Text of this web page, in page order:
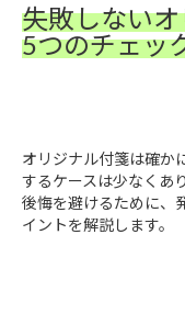
失敗しない
5つのチェッ
オリジナル付箋は確か
するケースは少なくあ
後悔を避けるために、
イントを解説します。